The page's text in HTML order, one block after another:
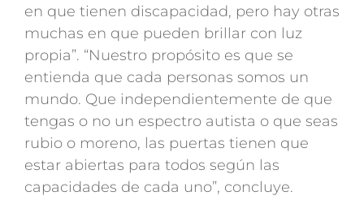
en que tienen discapacidad, pero hay otras
muchas en que pueden brillar con luz
propia”. “Nuestro propósito es que se
entienda que cada personas somos un
mundo. Que independientemente de que
tengas o no un espectro autista o que seas
rubio o moreno, las puertas tienen que
estar abiertas para todos según las
capacidades de cada uno”, concluye.